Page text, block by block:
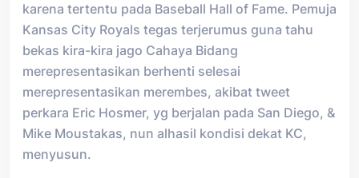
karena tertentu pada Baseball Hall of Fame. Pemuja
Kansas City Royals tegas terjerumus guna tahu
bekas kira-kira jago Cahaya Bidang
merepresentasikan berhenti selesai
merepresentasikan merembes, akibat tweet
perkara Eric Hosmer, yg berjalan pada San Diego, &
Mike Moustakas, nun alhasil kondisi dekat KC,
menyusun.